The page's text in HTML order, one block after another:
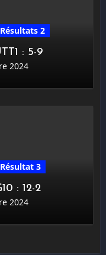
Résultats 2
: 5-9
2024
Résultat 3
: 12-2
2024